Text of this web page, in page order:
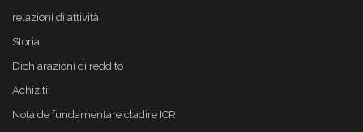
relazioni di attività
Storia
Dichiarazioni di reddito
Achizitii
Nota de fundamentare cladire ICR